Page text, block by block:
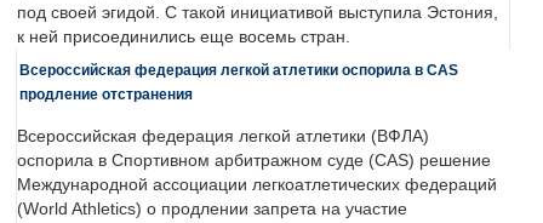
под своей эгидой. С такой инициативой выступила Эстония,
к ней присоединились еще восемь стран.
Всероссийская федерация легкой атлетики оспорила в CAS
продление отстранения
Всероссийская федерация легкой атлетики (ВФЛА)
оспорила в Спортивном арбитражном суде (CAS) решение
Международной ассоциации легкоатлетических федераций
(World Athletics) о продлении запрета на участие